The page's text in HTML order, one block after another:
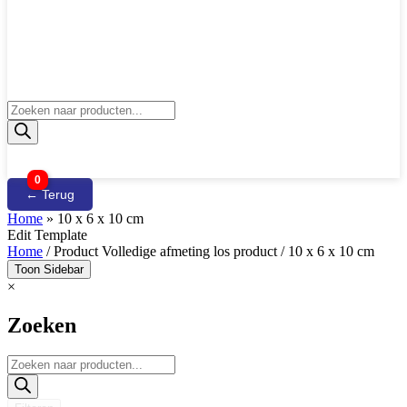
Producten
zoeken
0
← Terug
Home » 10 x 6 x 10 cm
Edit Template
Home / Product Volledige afmeting los product / 10 x 6 x 10 cm
Toon Sidebar
×
Zoeken
Producten
zoeken